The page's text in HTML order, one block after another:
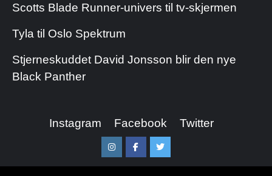
Scotts Blade Runner-univers til tv-skjermen
Tyla til Oslo Spektrum
Stjerneskuddet David Jonsson blir den nye
Black Panther
Instagram Facebook Twitter
InstagramFacebookTwitter